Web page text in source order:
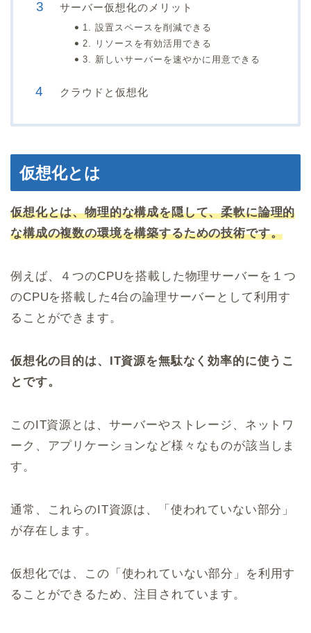
サーバー仮想化のメリット
1. 設置スペースを削減できる
2. リソースを有効活用できる
3. 新しいサーバーを速やかに用意できる
クラウドと仮想化
仮想化とは
仮想化とは、物理的な構成を隠して、柔軟に論理的
な構成の複数の環境を構築するための技術です。
例えば、４つのCPUを搭載した物理サーバーを１つ
のCPUを搭載した4台の論理サーバーとして利用す
ることができます。
仮想化の目的は、IT資源を無駄なく効率的に使うこ
とです。
このIT資源とは、サーバーやストレージ、ネットワ
ーク、アプリケーションなど様々なものが該当しま
す。
通常、これらのIT資源は、「使われていない部分」
が存在します。
仮想化では、この「使われていない部分」を利用す
ることができるため、注目されています。